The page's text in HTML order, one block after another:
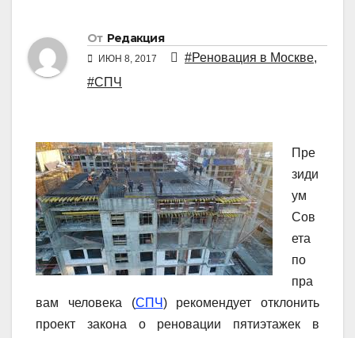
От Редакция
ИЮН 8, 2017 #Реновация в Москве,
#СПЧ
Пре
зиди
ум
Сов
ета
по
пра
вам человека (СПЧ) рекомендует отклонить
проект закона о реновации пятиэтажек в